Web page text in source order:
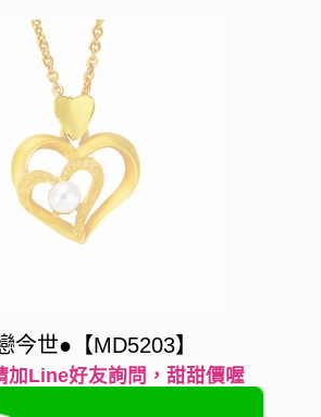
今世●【MD5203】
加Line好友詢問，甜甜價喔